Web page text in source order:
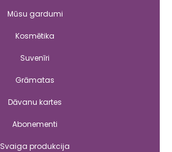
Mūsu gardumi
Kosmētika
Suvenīri
Grāmatas
Dāvanu kartes
Abonementi
Svaiga produkcija